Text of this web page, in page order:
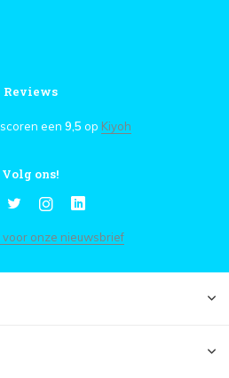
Reviews
een 9,5 op Kiyoh
Volg ons!
voor onze nieuwsbrief